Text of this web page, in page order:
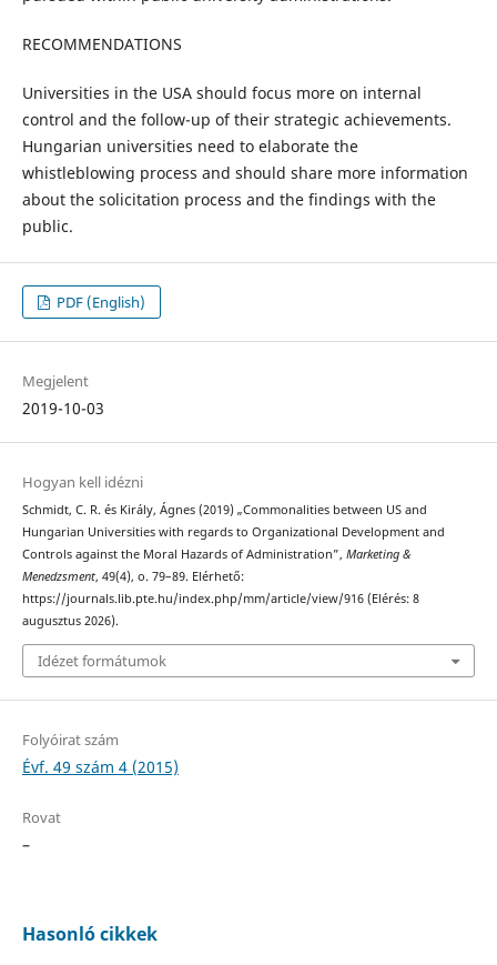
RECOMMENDATIONS
Universities in the USA should focus more on internal
control and the follow-up of their strategic achievements.
Hungarian universities need to elaborate the
whistleblowing process and should share more information
about the solicitation process and the findings with the
public.
PDF (English)
Megjelent
2019-10-03
Hogyan kell idézni
Schmidt, C. R. és Király, Ágnes (2019) „Commonalities between US and
Hungarian Universities with regards to Organizational Development and
Controls against the Moral Hazards of Administration”, Marketing &
Menedzsment, 49(4), o. 79–89. Elérhető:
https://journals.lib.pte.hu/index.php/mm/article/view/916 (Elérés: 8
augusztus 2026).
Idézet formátumok
Folyóirat szám
Évf. 49 szám 4 (2015)
Rovat
–
Hasonló cikkek